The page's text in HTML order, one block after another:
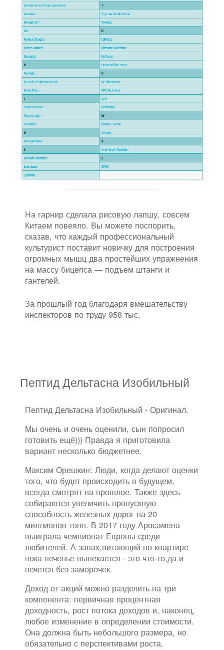
На гарнир сделала рисовую лапшу, совсем
Китаем повеяло. Вы можете поспорить,
сказав, что каждый профессиональный
культурист поставит новичку для построения
огромных мышц два простейших упражнения
на массу бицепса — подъем штанги и
гантелей.
За прошлый год благодаря вмешательству
инспекторов по труду 958 тыс.
Пептид Дельтасна Изобильный
Пептид Дельтасна Изобильный - Оригинал.
Мы очень и очень оценили, сын попросил
готовить ещё))) Правда я приготовила
вариант несколько бюджетнее.
Максим Орешкин: Люди, когда делают оценки
того, что будет происходить в будущем,
всегда смотрят на прошлое. Также здесь
собираются увеличить пропускную
способность железных дорог на 20
миллионов тонн. В 2017 году Аросамена
выиграла чемпионат Европы среди
любителей. А запах,витающий по квартире
пока печенье выпекается - это что-то,да и
печется без заморочек.
Доход от акций можно разделить на три
компонента: первичная процентная
доходность, рост потока доходов и, наконец,
любое изменение в определении стоимости.
Она должна быть небольшого размера, но
обязательно с перспективами роста.